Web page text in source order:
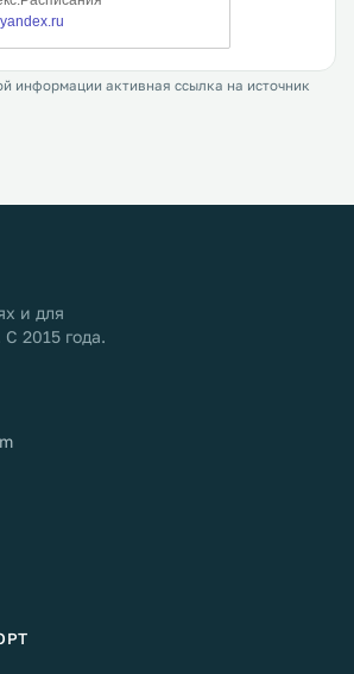
информации активная ссылка на источник
и для
2015 года.